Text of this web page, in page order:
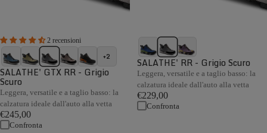
2 recensioni
+2
SALATHE' GTX RR - Grigio
Scuro
Leggera, versatile e a taglio basso: la
calzatura ideale dall'auto alla vetta
€245,00
Confronta
SALATHE' RR - Grigio Scuro
Leggera, versatile e a taglio basso: la
calzatura ideale dall'auto alla vetta
€229,00
Confronta